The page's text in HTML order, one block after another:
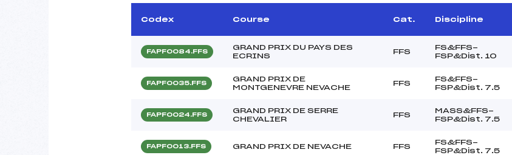
Codex Course Cat. Discipline
FAPF0084.FFS
GRAND PRIX DU PAYS DES
ECRINS
FFS
FS&FFS-
FSP&Dist. 10
FAPF0035.FFS
GRAND PRIX DE
MONTGENEVRE NEVACHE
FFS
FS&FFS-
FSP&Dist. 7.5
FAPF0024.FFS
GRAND PRIX DE SERRE
CHEVALIER
FFS
MASS&FFS-
FSP&Dist. 7.5
FAPF0013.FFS GRAND PRIX DE NEVACHE FFS
FS&FFS-
FSP&Dist. 7.5